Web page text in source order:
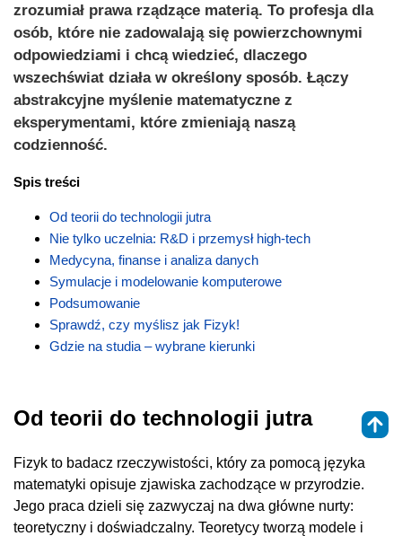
zrozumiał prawa rządzące materią. To profesja dla
osób, które nie zadowalają się powierzchownymi
odpowiedziami i chcą wiedzieć, dlaczego
wszechświat działa w określony sposób. Łączy
abstrakcyjne myślenie matematyczne z
eksperymentami, które zmieniają naszą
codzienność.
Spis treści
Od teorii do technologii jutra
Nie tylko uczelnia: R&D i przemysł high-tech
Medycyna, finanse i analiza danych
Symulacje i modelowanie komputerowe
Podsumowanie
Sprawdź, czy myślisz jak Fizyk!
Gdzie na studia – wybrane kierunki
Od teorii do technologii jutra
Fizyk to badacz rzeczywistości, który za pomocą języka
matematyki opisuje zjawiska zachodzące w przyrodzie.
Jego praca dzieli się zazwyczaj na dwa główne nurty:
teoretyczny i doświadczalny. Teoretycy tworzą modele i